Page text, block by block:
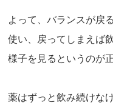
よって、バランスが戻
使い、戻ってしまえば
様子を見るというのが
薬はずっと飲み続けな